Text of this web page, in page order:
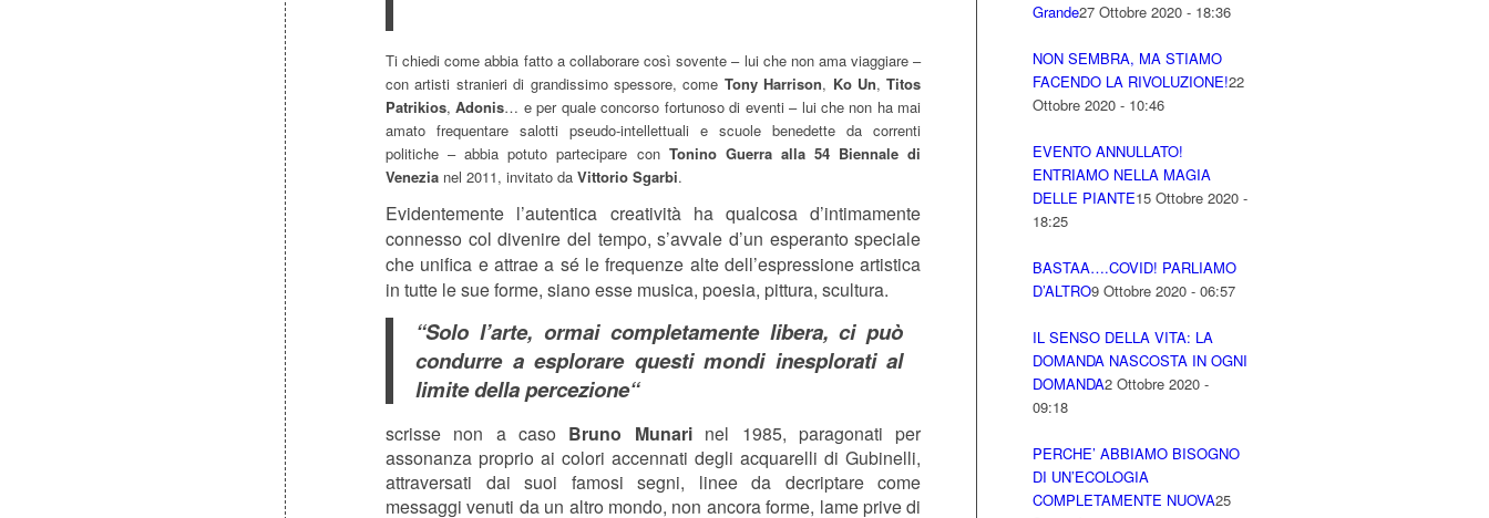
Ti chiedi come abbia fatto a collaborare così sovente – lui che non ama viaggiare –
con artisti stranieri di grandissimo spessore, come Tony Harrison, Ko Un,Titos
Patrikios,Adonis… e per quale concorso fortunoso di eventi – lui che non ha mai
amato frequentare salotti pseudo-intellettuali e scuole benedette da correnti
politiche – abbia potuto partecipare con Tonino Guerra alla 54 Biennale di
Venezia nel 2011, invitato da Vittorio Sgarbi.
Evidentemente l’autentica creatività ha qualcosa d’intimamente
connesso col divenire del tempo, s’avvale d’un esperanto speciale
che unifica e attrae a sé le frequenze alte dell’espressione artistica
in tutte le sue forme, siano esse musica, poesia, pittura, scultura.
“Solo l’arte, ormai completamente libera, ci può
condurre a esplorare questi mondi inesplorati al
limite della percezione“
scrisse non a caso Bruno Munarinel 1985, paragonati per
assonanza proprio ai colori accennati degli acquarelli di Gubinelli,
attraversati dai suoi famosi segni, linee da decriptare come
messaggi venuti da un altro mondo, non ancora forme, lame prive di
Grande27 Ottobre 2020 - 18:36
NON SEMBRA, MA STIAMO
FACENDO LA RIVOLUZIONE!22
Ottobre 2020 - 10:46
EVENTO ANNULLATO!
ENTRIAMO NELLA MAGIA
DELLE PIANTE15 Ottobre 2020 -
18:25
BASTAA….COVID! PARLIAMO
D’ALTRO9 Ottobre 2020 - 06:57
IL SENSO DELLA VITA: LA
DOMANDA NASCOSTA IN OGNI
DOMANDA2 Ottobre 2020 -
09:18
PERCHE’ ABBIAMO BISOGNO
DI UN’ECOLOGIA
COMPLETAMENTE NUOVA25